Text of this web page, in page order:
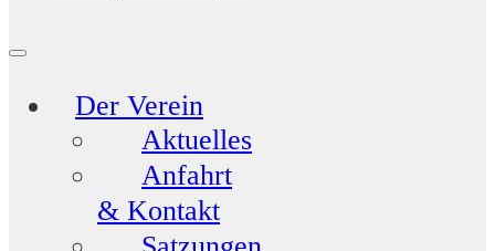
Der Verein
Aktuelles
Anfahrt
& Kontakt